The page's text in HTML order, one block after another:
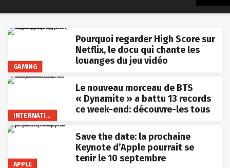
GAMING
Pourquoi regarder High Score sur
Netflix, le docu qui chante les
louanges du jeu vidéo
INTERNATIONAL
Le nouveau morceau de BTS
« Dynamite » a battu 13 records
ce week-end: découvre-les tous
APPLE
Save the date: la prochaine
Keynote d’Apple pourrait se
tenir le 10 septembre